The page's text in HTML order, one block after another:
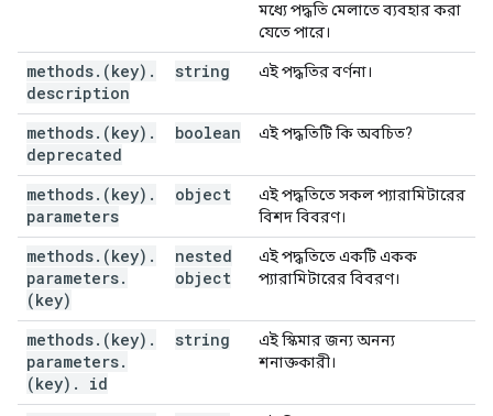
মধ্যে পদ্ধতি মেলাতে ব্যবহার করা
যেতে পারে।
methods. (key) .
description
string এই পদ্ধতির বর্ণনা।
methods. (key) .
deprecated
boolean এই পদ্ধতিটি কি অবচিত?
methods. (key) .
parameters
object
এই পদ্ধতিতে সকল প্যারামিটারের
বিশদ বিবরণ।
methods. (key) .
parameters.
(key)
nested
object
এই পদ্ধতিতে একটি একক
প্যারামিটারের বিবরণ।
methods. (key) .
parameters.
(key) . id
string
এই স্কিমার জন্য অনন্য
শনাক্তকারী।